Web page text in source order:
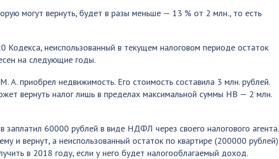
могут вернуть, будет в разы меньше — 13 % от 2 млн., то есть
Кодекса, неиспользованный в текущем налоговом периоде остаток
на следующие годы.
А. приобрел недвижимость. Его стоимость составила 3 млн. рублей.
вернуть налог лишь в пределах максимальной суммы НВ — 2 млн.
заплатил 60000 рублей в виде НДФЛ через своего налогового агента.
и вернут, а неиспользованный остаток по квартире (200000 рублей)
в 2018 году, если у него будет налогооблагаемый доход.